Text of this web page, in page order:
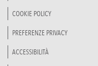
COOKIE POLICY
PREFERENZE PRIVACY
ACCESSIBILITÀ